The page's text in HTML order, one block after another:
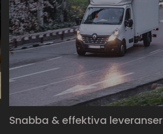
Snabba & effektiva leveranser